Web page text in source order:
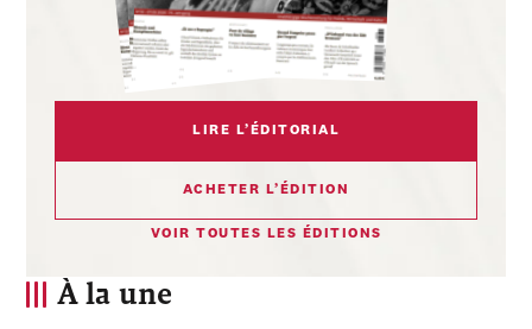
À la une
LIRE L’ÉDITORIAL
ACHETER L’ÉDITION
VOIR TOUTES LES ÉDITIONS